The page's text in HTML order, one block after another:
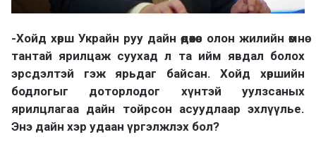
-Хойд хөрш Украйн руу дайн өдөөхөөс олон жилийн өмнө
тантай ярилцаж суухад л та ийм явдал болох
эрсдэлтэй гэж ярьдаг байсан. Хойд хөршийн
бодлогыг доторлодог хүнтэй уулзсаных
ярилцлагаа дайн тойрсон асуудлаар эхлүүлье.
Энэ дайн хэр удаан үргэлжлэх бол?